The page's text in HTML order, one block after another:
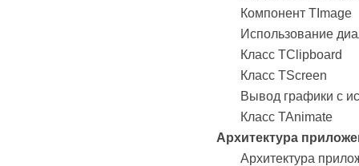
Компонент TImage
Использование
Класс TClipboard
Класс TScreen
Вывод графики с
Класс TAnimate
Архитектура
Архитектура